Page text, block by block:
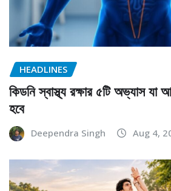
HEADLINES
কিডনি স্বাস্থ্য রক্ষার ৫টি অভ্যাস
হবে
Deependra Singh Aug 4,